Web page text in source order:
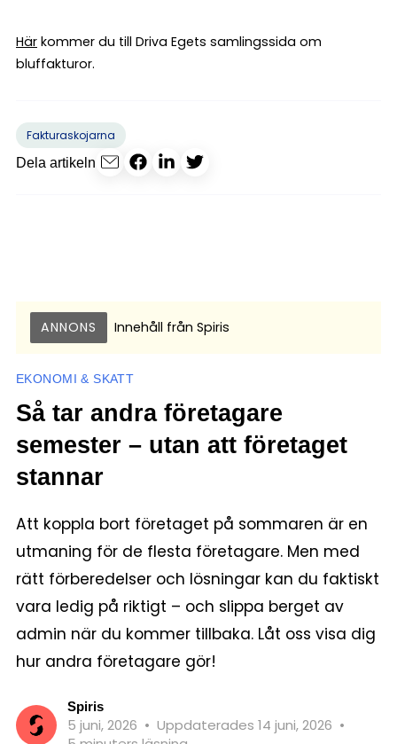
Här kommer du till Driva Egets samlingssida om
bluffakturor.
Fakturaskojarna
Dela artikeln
ANNONS Innehåll från Spiris
EKONOMI & SKATT
Så tar andra företagare
semester – utan att företaget
stannar
Att koppla bort företaget på sommaren är en
utmaning för de flesta företagare. Men med
rätt förberedelser och lösningar kan du faktiskt
vara ledig på riktigt – och slippa berget av
admin när du kommer tillbaka. Låt oss visa dig
hur andra företagare gör!
Spiris
5 juni, 2026 • Uppdaterades 14 juni, 2026 •